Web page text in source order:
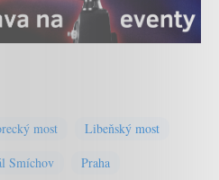
most
Libeňský most
Smíchov
Praha